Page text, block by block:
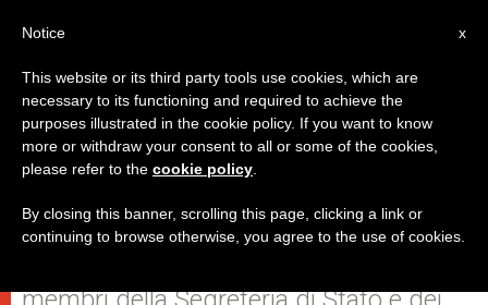
I Nunzi in Medio Oriente
convocati in Vaticano
x
Notice
This website or its third party tools use cookies, which are
necessary to its functioning and required to achieve the
purposes illustrated in the cookie policy. If you want to know
more or withdraw your consent to all or some of the cookies,
please refer to the cookie policy
By closing this banner, scrolling this page, clicking a link or
continuing to browse otherwise, you agree to the use of cookies.